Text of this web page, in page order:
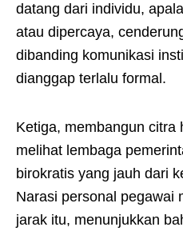
datang dari individu,
atau dipercaya,
dibanding komunikasi
dianggap terlalu formal.
Ketiga, membangun citra
melihat lembaga
birokratis yang jauh dari
Narasi personal pegawai
jarak itu, menunjukkan